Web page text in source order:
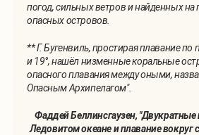
погод, сильных ветров и найденных на
опасных островов.
** Г. Бугенвиль, простирая плавание по
и 19°, нашёл низменные коральные
опасного плавания между оными,
Опасным Архипелагом".
Фаддей Беллинсгаузен,
Ледовитом океане и плавание вокруг